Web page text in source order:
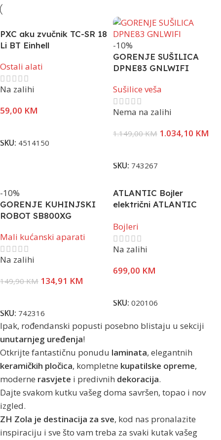
PXC aku zvučnik TC-SR 18
Li BT Einhell
Ostali alati
Na zalihi
59,00 KM
SKU: 4514150
-10%
GORENJE SUŠILICA
DPNE83 GNLWIFI
Sušilice veša
Nema na zalihi
1.149,00KM 1.034,10 KM
SKU: 743267
-10%
GORENJE KUHINJSKI
ROBOT SB800XG
Mali kućanski aparati
Na zalihi
149,90KM 134,91 KM
SKU: 742316
ATLANTIC Bojler
električni ATLANTIC
2,25 K, SUHI GRIJAČ
VERT/HOR
Bojleri
Na zalihi
699,00 KM
SKU: 020106
Ipak, rođendanski popusti posebno blistaju u sekciji
unutarnjeg uređenja!
Otkrijte fantastičnu ponudu laminata, elegantnih
keramičkih pločica, kompletne kupatilske opreme,
moderne rasvjete i predivnih dekoracija.
Dajte svakom kutku vašeg doma savršen, topao i nov
izgled.
ZH Zola je destinacija za sve, kod nas pronalazite
inspiraciju i sve što vam treba za svaki kutak vašeg